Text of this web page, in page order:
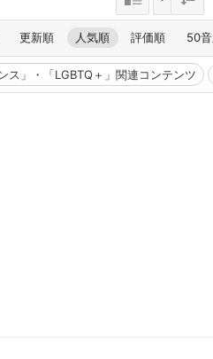
更新順 人気順 評価順 50
ス」・「LGBTQ＋」関連コンテンツ